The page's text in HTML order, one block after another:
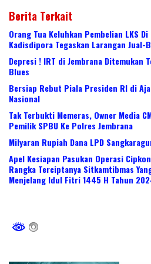
Berita Terkait
Orang Tua Keluhkan Pembelian LKS
Kadisdipora Tegaskan Larangan Jual-
Depresi ! IRT di Jembrana Ditemukan
Blues
Bersiap Rebut Piala Presiden RI di
Nasional
Tak Terbukti Memeras, Owner Media
Pemilik SPBU Ke Polres Jembrana
Milyaran Rupiah Dana LPD
Apel Kesiapan Pasukan Operasi
Rangka Terciptanya Sitkamtibmas
Menjelang Idul Fitri 1445 H Tahun